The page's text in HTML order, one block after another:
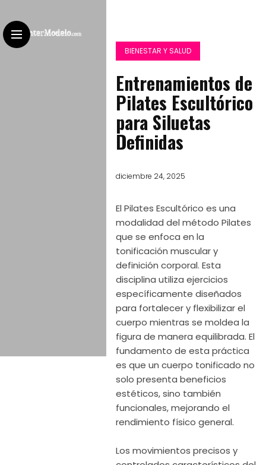
BIENESTAR Y SALUD
Entrenamientos de
Pilates Escultórico
para Siluetas
Definidas
diciembre 24, 2025
El Pilates Escultórico es una
modalidad del método Pilates
que se enfoca en la
tonificación muscular y
definición corporal. Esta
disciplina utiliza ejercicios
específicamente diseñados
para fortalecer y flexibilizar el
cuerpo mientras se moldea la
figura de manera equilibrada. El
fundamento de esta práctica
es que un cuerpo tonificado no
solo presenta beneficios
estéticos, sino también
funcionales, mejorando el
rendimiento físico general.
Los movimientos precisos y